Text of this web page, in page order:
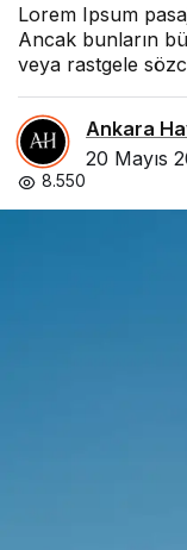
Lorem Ipsum
Ancak bunların
veya rastgele
Ankara
20 Mayıs
8.550